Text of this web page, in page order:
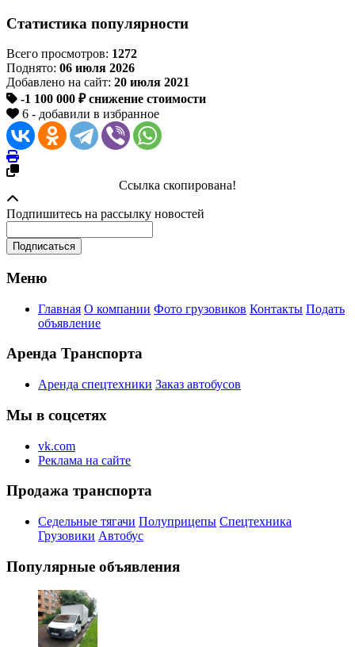
Статистика популярности
Всего просмотров: 1272
Поднято: 06 июля 2026
Добавлено на сайт: 20 июля 2021
-1 100 000 ₽снижение стоимости
6 - добавили в избранное
Ссылка скопирована!
Подпишитесь на рассылку новостей
Меню
Главная О компании Фото грузовиков Контакты Подать
объявление
Аренда Транспорта
Аренда спецтехники Заказ автобусов
Мы в соцсетях
vk.com
Реклама на сайте
Продажа транспорта
Седельные тягачи Полуприцепы Спецтехника
Грузовики Автобус
Популярные объявления